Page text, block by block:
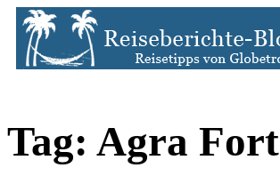
Tag: Agra Fort